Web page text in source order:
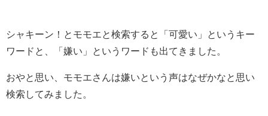
シャキーン！とモモエと検索すると「可愛い」というキー
ワードと、「嫌い」というワードも出てきました。
おやと思い、モモエさんは嫌いという声はなぜかなと思い
検索してみました。